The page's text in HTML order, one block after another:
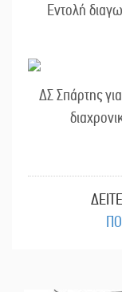
Εντολή
ΔΣ Σπάρτης